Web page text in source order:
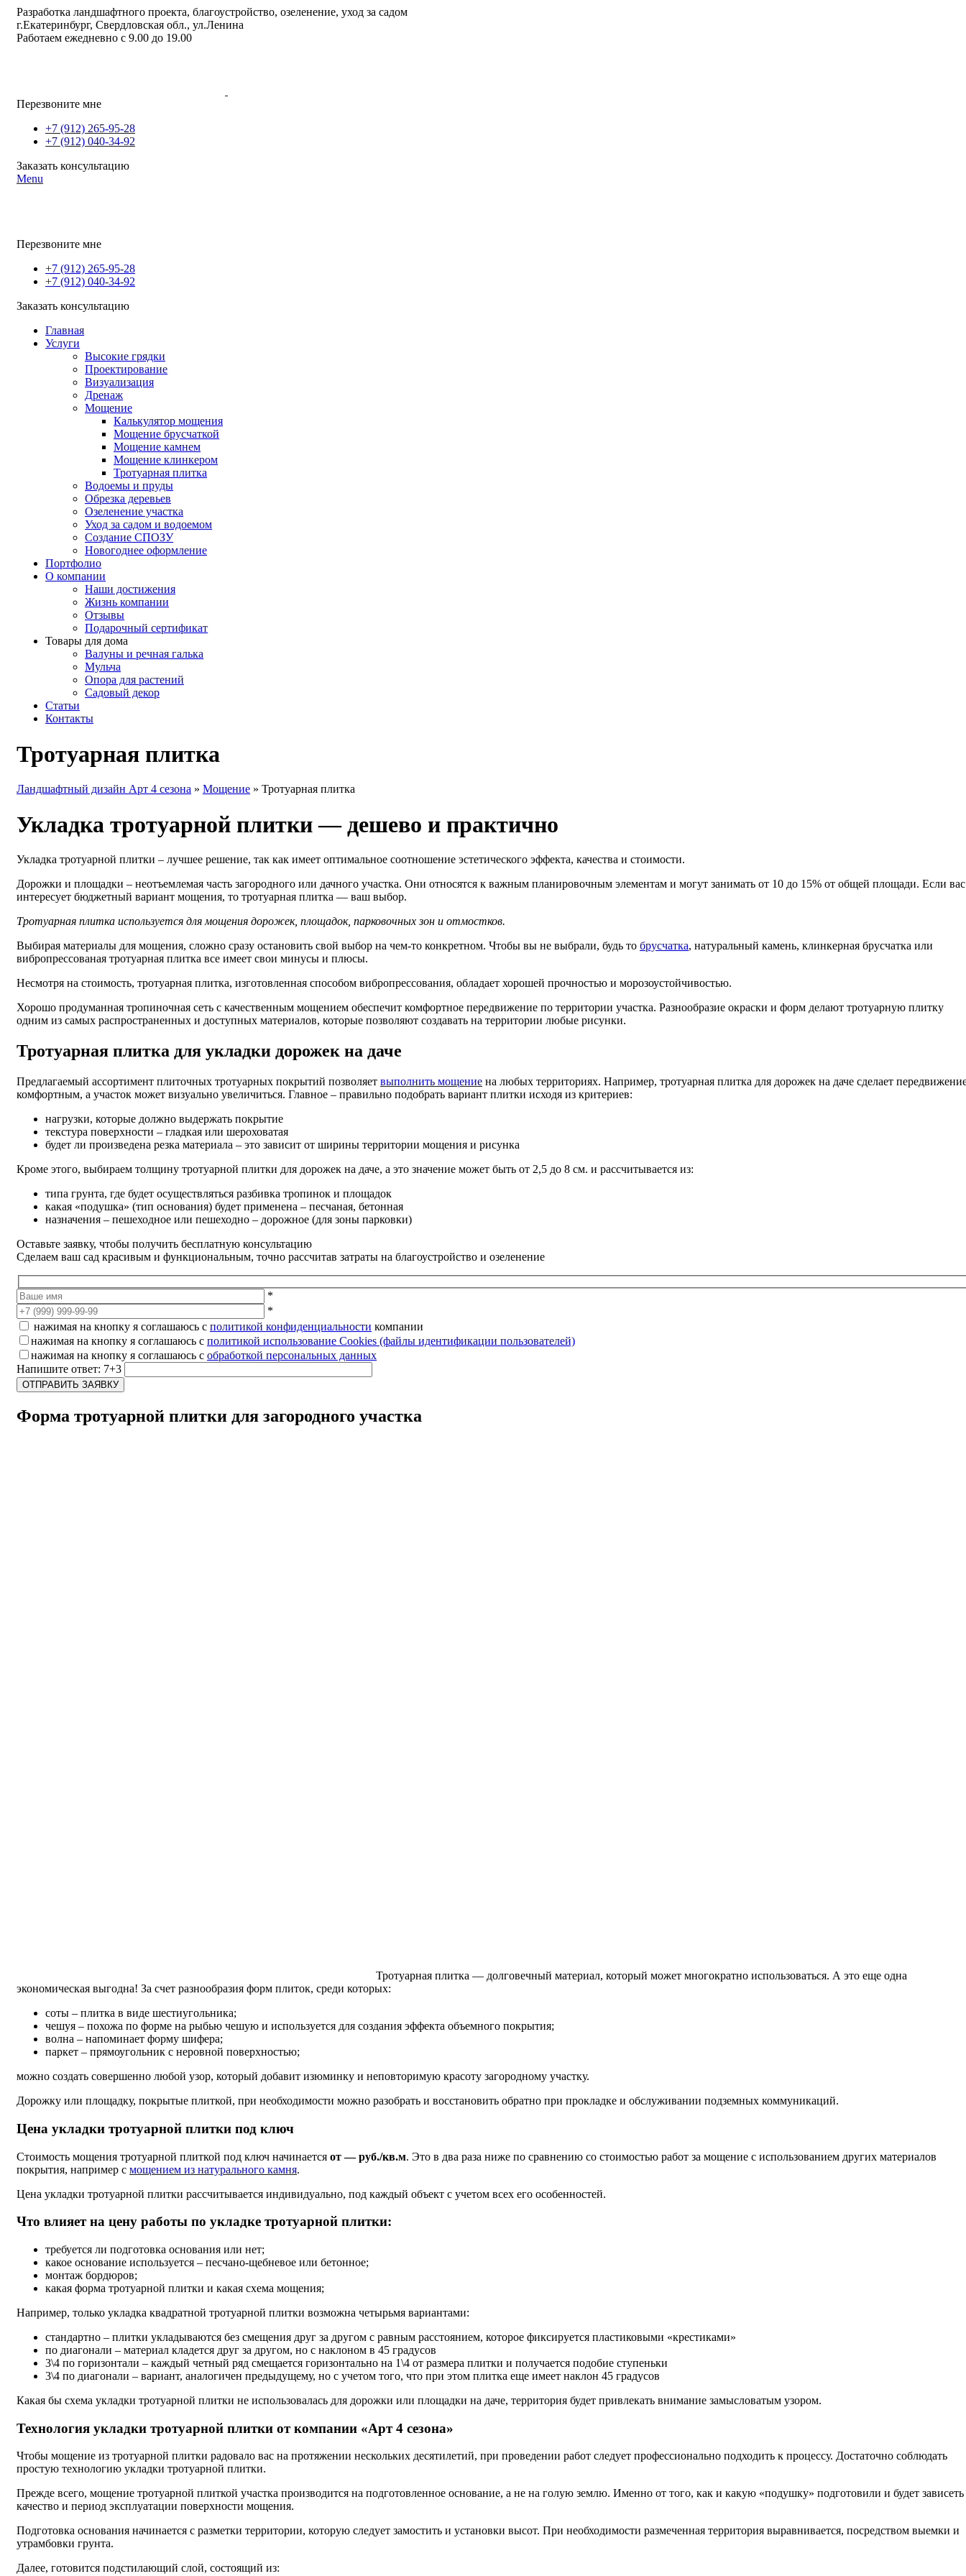
Разработка ландшафтного проекта, благоустройство, озеленение, уход за садом
г.Екатеринбург, Свердловская обл., ул.Ленина
Работаем ежедневно с 9.00 до 19.00
Перезвоните мне
+7 (912) 265-95-28
+7 (912) 040-34-92
Заказать консультацию
Menu
Перезвоните мне
+7 (912) 265-95-28
+7 (912) 040-34-92
Заказать консультацию
Главная
Услуги
Высокие грядки
Проектирование
Визуализация
Дренаж
Мощение
Калькулятор мощения
Мощение брусчаткой
Мощение камнем
Мощение клинкером
Тротуарная плитка
Водоемы и пруды
Обрезка деревьев
Озеленение участка
Уход за садом и водоемом
Создание СПОЗУ
Новогоднее оформление
Портфолио
О компании
Наши достижения
Жизнь компании
Отзывы
Подарочный сертификат
Товары для дома
Валуны и речная галька
Мульча
Опора для растений
Садовый декор
Статьи
Контакты
Тротуарная плитка
Ландшафтный дизайн Арт 4 сезона » Мощение » Тротуарная плитка
Укладка тротуарной плитки — дешево и практично
Укладка тротуарной плитки – лучшее решение, так как имеет оптимальное соотношение эстетического эффекта, качества и стоимости.
Дорожки и площадки – неотъемлемая часть загородного или дачного участка. Они относятся к важным планировочным элементам и могут занимать от 10 до 15% от общей площади. Если вас
интересует бюджетный вариант мощения, то тротуарная плитка — ваш выбор.
Тротуарная плитка используется для мощения дорожек, площадок, парковочных зон и отмостков.
Выбирая материалы для мощения, сложно сразу остановить свой выбор на чем-то конкретном. Чтобы вы не выбрали, будь то брусчатка, натуральный камень, клинкерная брусчатка или
вибропрессованая тротуарная плитка все имеет свои минусы и плюсы.
Несмотря на стоимость, тротуарная плитка, изготовленная способом вибропрессования, обладает хорошей прочностью и морозоустойчивостью.
Хорошо продуманная тропиночная сеть с качественным мощением обеспечит комфортное передвижение по территории участка. Разнообразие окраски и форм делают тротуарную плитку
одним из самых распространенных и доступных материалов, которые позволяют создавать на территории любые рисунки.
Тротуарная плитка для укладки дорожек на даче
Предлагаемый ассортимент плиточных тротуарных покрытий позволяет выполнить мощение на любых территориях. Например, тротуарная плитка для дорожек на даче сделает
комфортным, а участок может визуально увеличиться. Главное – правильно подобрать вариант плитки исходя из критериев:
нагрузки, которые должно выдержать покрытие
текстура поверхности – гладкая или шероховатая
будет ли произведена резка материала – это зависит от ширины территории мощения и рисунка
Кроме этого, выбираем толщину тротуарной плитки для дорожек на даче, а это значение может быть от 2,5 до 8 см. и рассчитывается из:
типа грунта, где будет осуществляться разбивка тропинок и площадок
какая «подушка» (тип основания) будет применена – песчаная, бетонная
назначения – пешеходное или пешеходно – дорожное (для зоны парковки)
Оставьте заявку, чтобы получить бесплатную консультацию
Сделаем ваш сад красивым и функциональным, точно рассчитав затраты на благоустройство и озеленение
*
*
нажимая на кнопку я соглашаюсь с политикой конфиденциальности компании
нажимая на кнопку я соглашаюсь с политикой использование Cookies (файлы идентификации пользователей)
нажимая на кнопку я соглашаюсь с обработкой персональных данных
Напишите ответ: 7+3
Форма тротуарной плитки для загородного участка
Тротуарная плитка — долговечный материал, который может многократно использоваться. А это еще одна
экономическая выгодна! За счет разнообразия форм плиток, среди которых:
соты – плитка в виде шестиугольника;
чешуя – похожа по форме на рыбью чешую и используется для создания эффекта объемного покрытия;
волна – напоминает форму шифера;
паркет – прямоугольник с неровной поверхностью;
можно создать совершенно любой узор, который добавит изюминку и неповторимую красоту загородному участку.
Дорожку или площадку, покрытые плиткой, при необходимости можно разобрать и восстановить обратно при прокладке и обслуживании подземных коммуникаций.
Цена укладки тротуарной плитки под ключ
Стоимость мощения тротуарной плиткой под ключ начинается от — руб./кв.м. Это в два раза ниже по сравнению со стоимостью работ за мощение с использованием других материалов
покрытия, например с мощением из натурального камня.
Цена укладки тротуарной плитки рассчитывается индивидуально, под каждый объект с учетом всех его особенностей.
Что влияет на цену работы по укладке тротуарной плитки:
требуется ли подготовка основания или нет;
какое основание используется – песчано-щебневое или бетонное;
монтаж бордюров;
какая форма тротуарной плитки и какая схема мощения;
Например, только укладка квадратной тротуарной плитки возможна четырьмя вариантами:
стандартно – плитки укладываются без смещения друг за другом с равным расстоянием, которое фиксируется пластиковыми «крестиками»
по диагонали – материал кладется друг за другом, но с наклоном в 45 градусов
3\4 по горизонтали – каждый четный ряд смещается горизонтально на 1\4 от размера плитки и получается подобие ступеньки
3\4 по диагонали – вариант, аналогичен предыдущему, но с учетом того, что при этом плитка еще имеет наклон 45 градусов
Какая бы схема укладки тротуарной плитки не использовалась для дорожки или площадки на даче, территория будет привлекать внимание замысловатым узором.
Технология укладки тротуарной плитки от компании «Арт 4 сезона»
Чтобы мощение из тротуарной плитки радовало вас на протяжении нескольких десятилетий, при проведении работ следует профессионально подходить к процессу. Достаточно соблюдать
простую технологию укладки тротуарной плитки.
Прежде всего, мощение тротуарной плиткой участка производится на подготовленное основание, а не на голую землю. Именно от того, как и какую «подушку» подготовили и будет зависеть
качество и период эксплуатации поверхности мощения.
Подготовка основания начинается с разметки территории, которую следует замостить и установки высот. При необходимости размеченная территория выравнивается, посредством выемки и
утрамбовки грунта.
Далее, готовится подстилающий слой, состоящий из: